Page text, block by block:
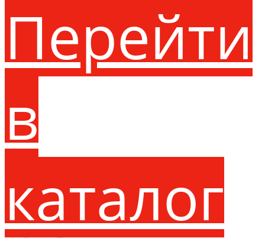
Перейти
в
каталог